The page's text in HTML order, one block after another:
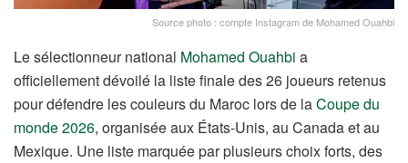
Source photo : compte Instagram de Mohamed Ouahbi
Le sélectionneur national Mohamed Ouahbi a
officiellement dévoilé la liste finale des 26 joueurs retenus
pour défendre les couleurs du Maroc lors de laCoupe du
monde 2026, organisée aux États-Unis, au Canada et au
Mexique. Une liste marquée par plusieurs choix forts, des